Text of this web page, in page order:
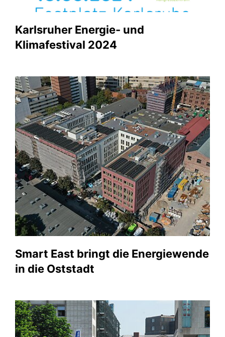
Karlsruher Energie- und
Klimafestival 2024
Smart East bringt die Energiewende
in die Oststadt